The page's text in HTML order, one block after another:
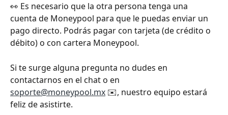
👀 Es necesario que la otra persona tenga una
cuenta de Moneypool para que le puedas enviar un
pago directo. Podrás pagar con tarjeta (de crédito o
débito) o con cartera Moneypool.
Si te surge alguna pregunta no dudes en
contactarnos en el chat o en
soporte@moneypool.mx ✉️, nuestro equipo estará
feliz de asistirte.